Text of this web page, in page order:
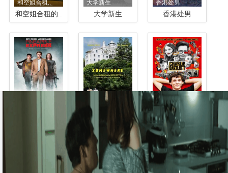
和空姐合租..
和空姐合租的..
大学新生
大学新生
香港处男
香港处男
在某一方 查理·巴特利
查理·巴特利